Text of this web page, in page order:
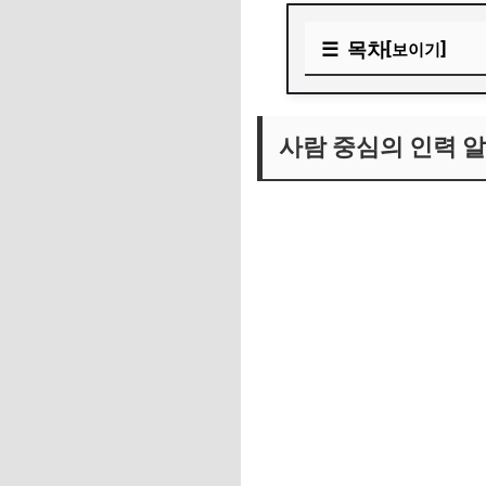
목차[보이기]
전문 분야에서의 성
사람 중심의 인력